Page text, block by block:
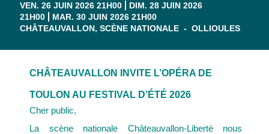
VEN. 26 JUIN 2026 21H00
DIM. 28 JUIN 2026
21H00
MAR. 30 JUIN 2026 21H00
CHÂTEAUVALLON, SCÈNE NATIONALE - OLLIOULES
CHÂTEAUVALLON INVITE L’OPÉRA DE
TOULON AU FESTIVAL D’ÉTÉ 2026
Cher public,
La scène nationale Châteauvallon-Liberté nous